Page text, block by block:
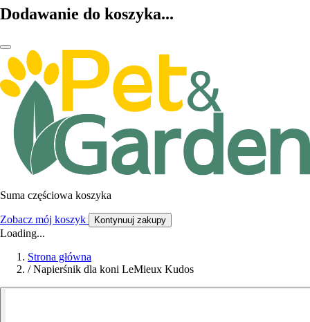
Dodawanie do koszyka...
Suma częściowa koszyka
Zobacz mój koszyk Kontynuuj zakupy
Loading...
Strona główna
/ Napierśnik dla koni LeMieux Kudos